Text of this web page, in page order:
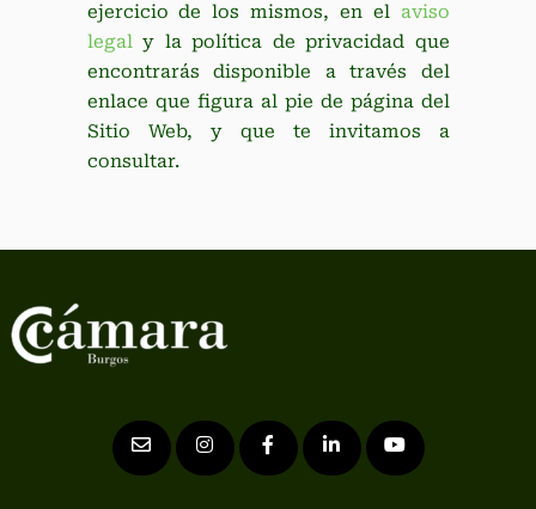
ejercicio de los mismos, en el aviso
legaly la política de privacidad que
encontrarás disponible a través del
enlace que figura al pie de página del
Sitio Web, y que te invitamos a
consultar.